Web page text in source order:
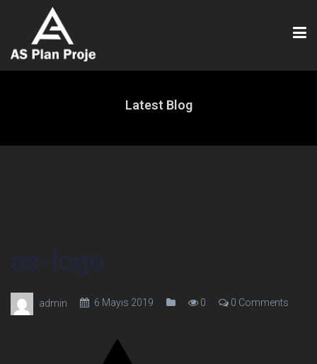
Latest Blog
admin 6 Mayıs 2019 0 0 Comments